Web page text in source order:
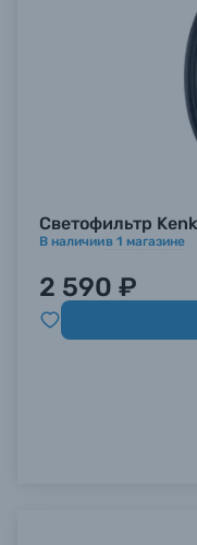
Светофильтр
В наличиив 1 магазине
2 590 ₽